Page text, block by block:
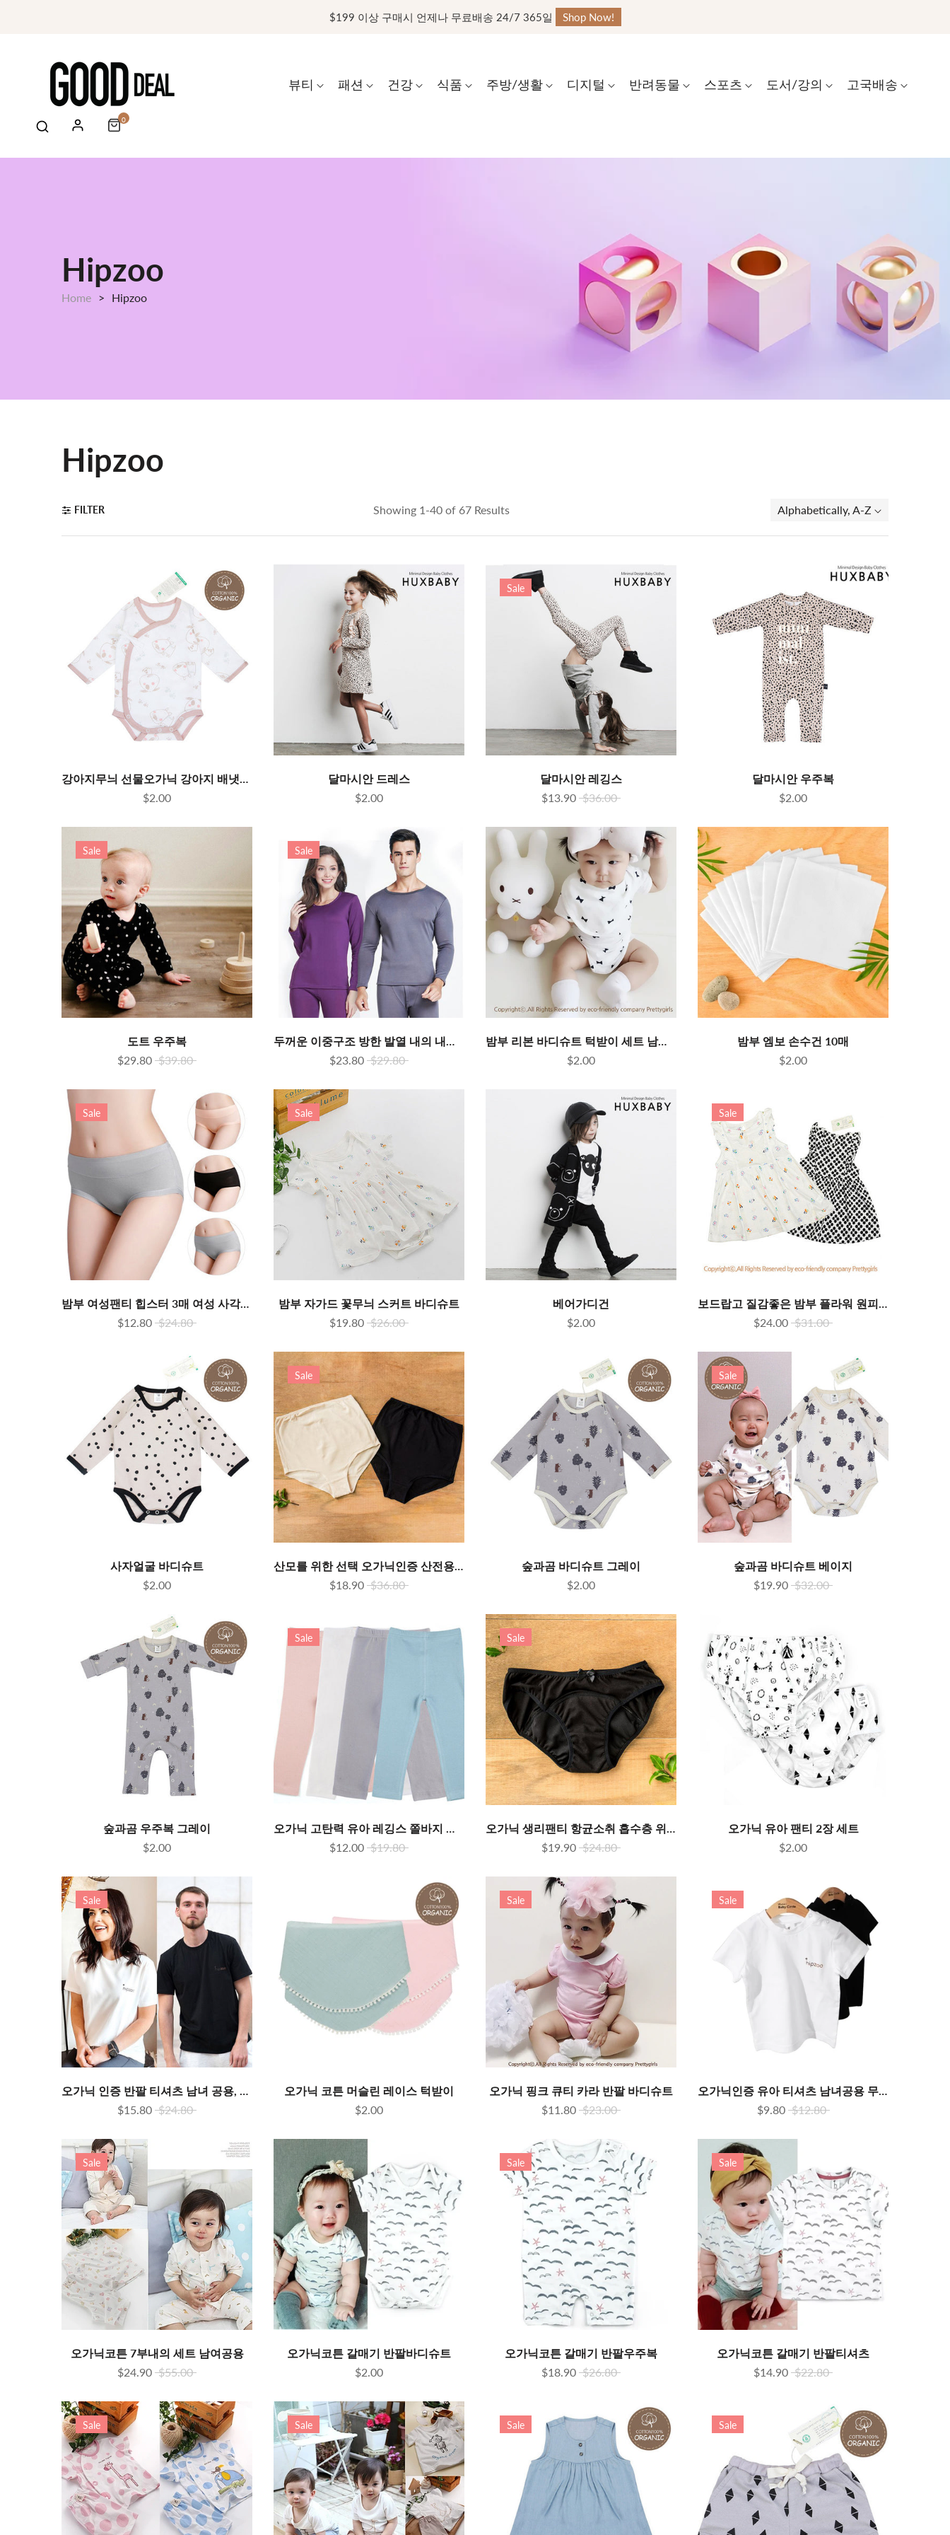
$199 이상 구매시 언제나 무료배송 24/7 365일 Shop Now!
뷰티 패션 건강 식품 주방/생활 디지털 반려동물 스포츠 도서/강의 고국배송
0
Hipzoo
Home Hipzoo
Collection:
Hipzoo
FILTER Showing 1-40 of 67 Results Alphabetically, A-Z
강아지무늬 선물오가닉 강아지 배냇슈트
$2.00
달마시안 드레스
$2.00
Sale
달마시안 레깅스
$13.90 $36.00
달마시안 우주복
$2.00
Sale
도트 우주복
$29.80 $39.80
Sale
두꺼운 이중구조 방한 발열 내의 내복 시골 어르신 노인 선물추천
$23.80 $29.80
밤부 리본 바디슈트 턱받이 세트 남여공용
$2.00
밤부 엠보 손수건 10매
$2.00
Sale
밤부 여성팬티 힙스터 3매 여성 사각팬티
$12.80 $24.80
Sale
밤부 자가드 꽃무늬 스커트 바디슈트
$19.80 $26.00
베어가디건
$2.00
Sale
보드랍고 질감좋은 밤부 플라워 원피스
$24.00 $31.00
사자얼굴 바디슈트
$2.00
Sale
산모를 위한 선택 오가닉인증 산전용 배덮는 산모팬티 임부팬티 2장 셋트
$18.90 $36.80
숲과곰 바디슈트 그레이
$2.00
Sale
숲과곰 바디슈트 베이지
$19.90 $32.00
숲과곰 우주복 그레이
$2.00
Sale
오가닉 고탄력 유아 레깅스 쫄바지 아기바지
$12.00 $19.80
Sale
오가닉 생리팬티 항균소취 흡수층 위생팬티, 요실금 팬티 겸용
$19.90 $24.80
오가닉 유아 팬티 2장 세트
$2.00
Sale
오가닉 인증 반팔 티셔츠 남녀 공용, 세탁후 변형 최소화
$15.80 $24.80
오가닉 코튼 머슬린 레이스 턱받이
$2.00
Sale
오가닉 핑크 큐티 카라 반팔 바디슈트
$11.80 $23.00
Sale
오가닉인증 유아 티셔츠 남녀공용 무형광 목늘어남 방지
$9.80 $12.80
Sale
오가닉코튼 7부내의 세트 남여공용
$24.90 $55.00
오가닉코튼 갈매기 반팔바디슈트
$2.00
Sale
오가닉코튼 갈매기 반팔우주복
$18.90 $26.80
Sale
오가닉코튼 갈매기 반팔티셔츠
$14.90 $22.80
Sale Sale Sale Sale